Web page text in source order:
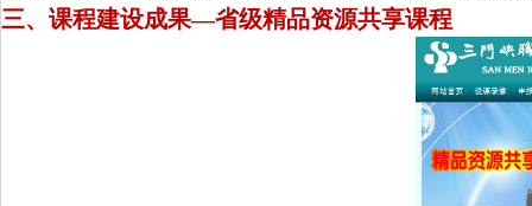
三、课程建设成果—省级精品资源共享课程